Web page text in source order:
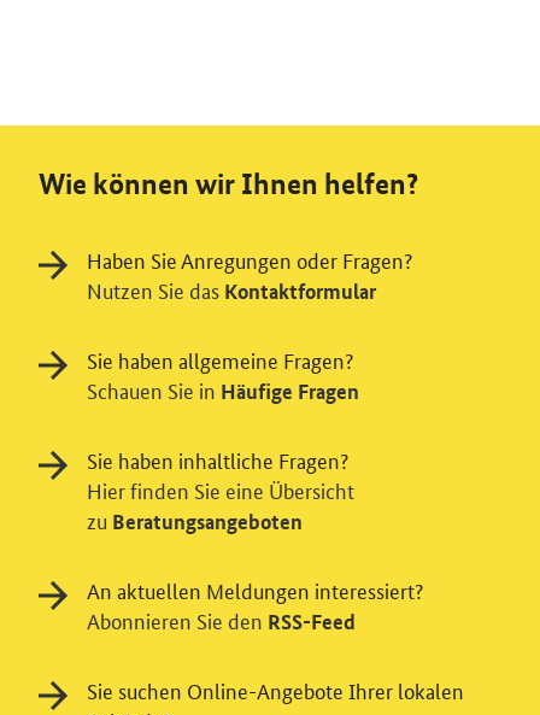
Wie können wir Ihnen helfen?
Haben Sie Anregungen oder Fragen?
Nutzen Sie das Kontaktformular
Sie haben allgemeine Fragen?
Schauen Sie in Häufige Fragen
Sie haben inhaltliche Fragen?
Hier finden Sie eine Übersicht
zu Beratungsangeboten
An aktuellen Meldungen interessiert?
Abonnieren Sie den RSS-Feed
Sie suchen Online-Angebote Ihrer lokalen